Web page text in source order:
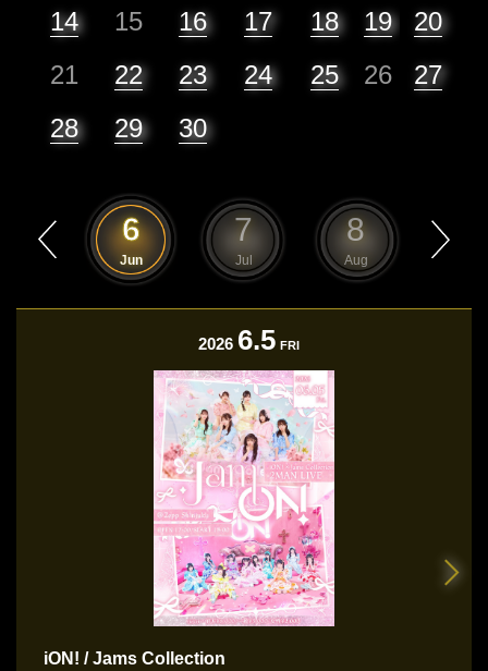
14
15 16 17 18 19
20
21
22 23 24 25 26
27
28
29 30
6
Jun
7
Jul
8
Aug
2026 6.5 FRI
iON! / Jams Collection